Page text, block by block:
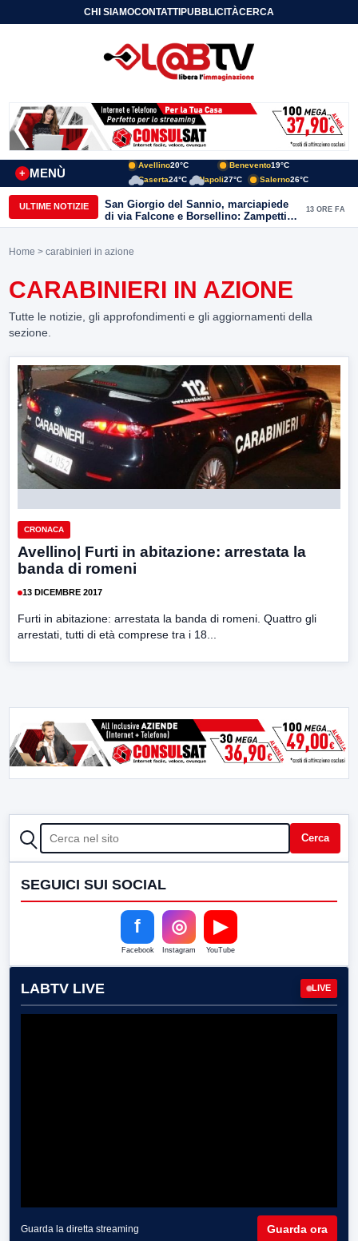
CHI SIAMOCONTATTIPUBBLICITÀCERCA
MENÙ
+
Avellino20°C Benevento19°C
Caserta24°C Napoli27°C Salerno26°C
ULTIME NOTIZIE
San Giorgio del Sannio, marciapiede
di via Falcone e Borsellino: Zampetti e
Lombardi replicano alle polemiche
13 ORE FA
Home > carabinieri in azione
CARABINIERI IN AZIONE
Tutte le notizie, gli approfondimenti e gli aggiornamenti della
sezione.
CRONACA
Avellino| Furti in abitazione: arrestata la
banda di romeni
13 DICEMBRE 2017
Furti in abitazione: arrestata la banda di romeni. Quattro gli
arrestati, tutti di età comprese tra i 18...
CERCA Cerca
SEGUICI SUI SOCIAL
f
Facebook
◎
Instagram
▶
YouTube
LABTV LIVE LIVE
Guarda la diretta streaming Guarda ora